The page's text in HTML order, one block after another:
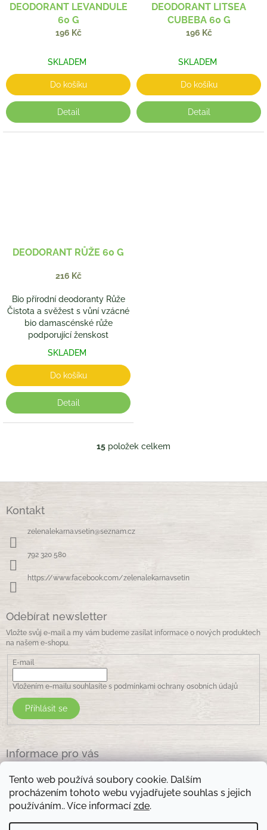
Tento web používá soubory cookie. Dalším
procházením tohoto webu vyjadřujete souhlas s jejich
používáním.. Více informací zde.
DEODORANT LEVANDULE
60 G
196 Kč
SKLADEM
Do košíku
Detail
DEODORANT LITSEA
CUBEBA 60 G
196 Kč
SKLADEM
Do košíku
Detail
DEODORANT RŮŽE 60 G
216 Kč
Bio přírodní deodoranty Růže
Čistota a svěžest s vůní vzácné
bio damascénské růže
podporující ženskost
SKLADEM
Do košíku
Detail
O
á
í
k
i
u
15 položek celkem
Kontakt
zelenalekarna.vsetin@seznam.cz
792 320 580
https://www.facebook.com/zelenalekarnavsetin
Odebírat newsletter
Vložte svůj e-mail a my vám budeme zasílat informace o nových produktech
na našem e-shopu.
E-mail
Vložením e-mailu souhlasíte s podmínkami ochrany osobních údajů
Přihlásit se
Informace pro vás
Obchodní podmínky
Podmínky ochrany osobních údajů
Kontakty